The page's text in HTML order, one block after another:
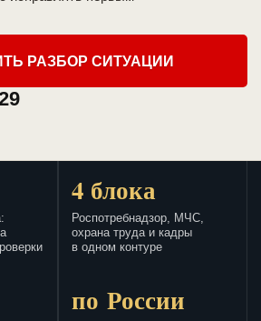
РАЗБОР СИТУАЦИИ
4 блока
Роспотребнадзор, МЧС,
охрана труда и кадры
в одном контуре
по России